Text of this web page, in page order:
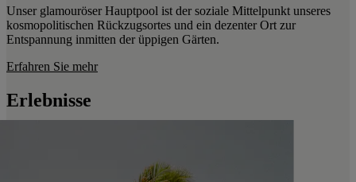
Unser glamouröser Hauptpool ist der soziale Mittelpunkt unseres
kosmopolitischen Rückzugsortes und ein dezenter Ort zur
Entspannung inmitten der üppigen Gärten.
Erfahren Sie mehr
Erlebnisse